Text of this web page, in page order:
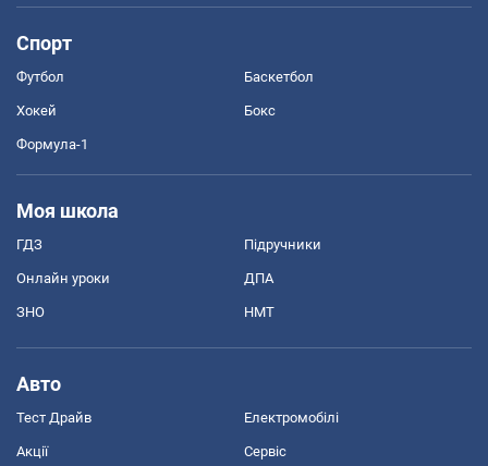
Спорт
Футбол Баскетбол
Хокей Бокс
Формула-1
Моя школа
ГДЗ Підручники
Онлайн уроки ДПА
ЗНО НМТ
Авто
Тест Драйв Електромобілі
Акції Сервіс